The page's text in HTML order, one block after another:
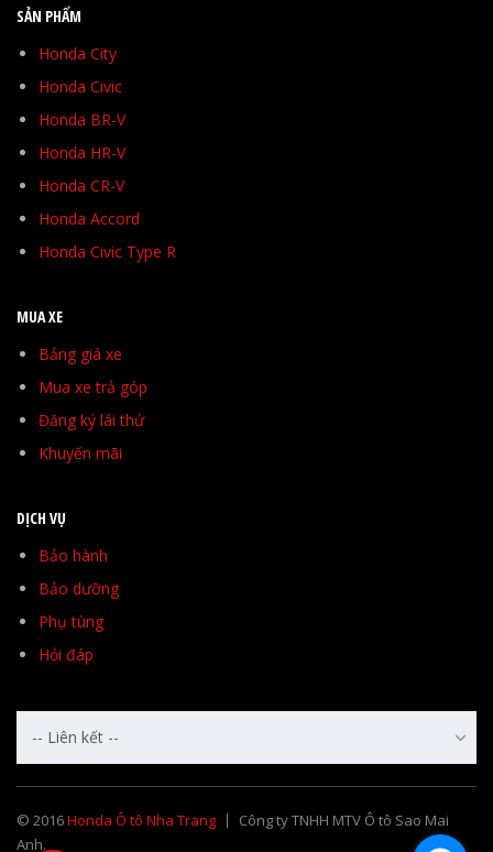
SẢN PHẨM
Honda City
Honda Civic
Honda BR-V
Honda HR-V
Honda CR-V
Honda Accord
Honda Civic Type R
MUA XE
Bảng giá xe
Mua xe trả góp
Đăng ký lái thử
Khuyến mãi
DỊCH VỤ
Bảo hành
Bảo dưỡng
Phụ tùng
Hỏi đáp
-- Liên kết --
© 2016Honda Ô tô Nha Trang
Công ty TNHH MTV Ô tô Sao Mai
Anh.